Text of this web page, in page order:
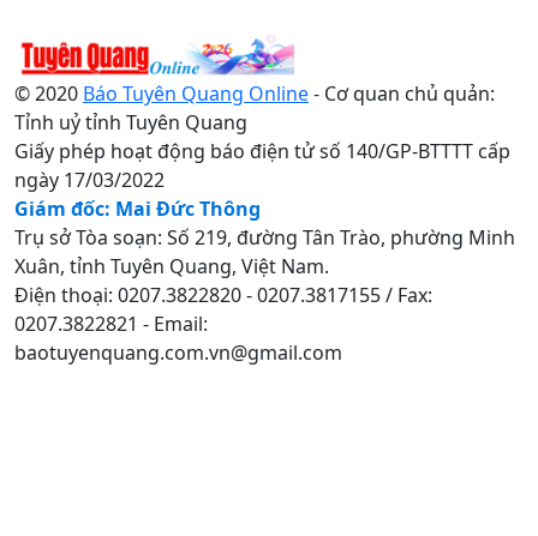
© 2020 Báo Tuyên Quang Online- Cơ quan chủ quản:
Tỉnh uỷ tỉnh Tuyên Quang
Giấy phép hoạt động báo điện tử số 140/GP-BTTTT cấp
ngày 17/03/2022
Giám đốc: Mai Đức Thông
Trụ sở Tòa soạn: Số 219, đường Tân Trào, phường Minh
Xuân, tỉnh Tuyên Quang, Việt Nam.
Điện thoại: 0207.3822820 - 0207.3817155 / Fax:
0207.3822821 - Email:
baotuyenquang.com.vn@gmail.com